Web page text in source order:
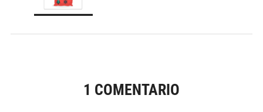
1 COMENTARIO